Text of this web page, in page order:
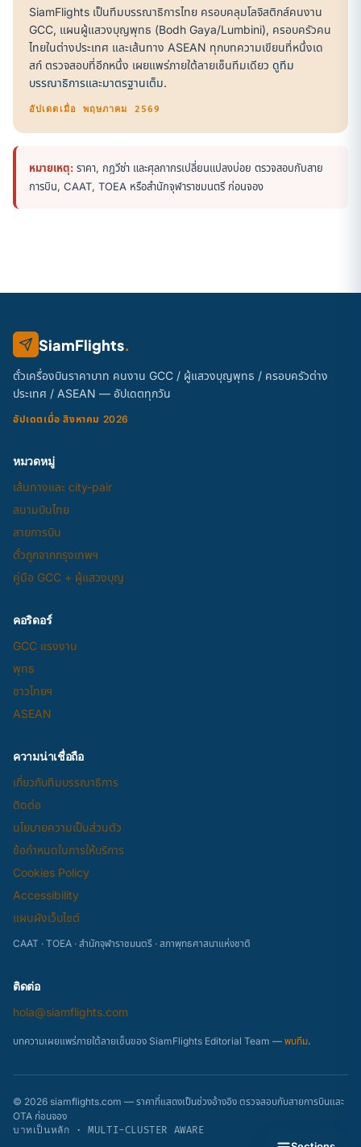
SiamFlights เป็นทีมบรรณาธิการไทย ครอบคลุมโลจิสติกส์คนงาน
GCC, แผนผู้แสวงบุญพุทธ (Bodh Gaya/Lumbini), ครอบครัวคน
ไทยในต่างประเทศ และเส้นทาง ASEAN ทุกบทความเขียนที่หนึ่งเด
สก์ ตรวจสอบที่อีกหนึ่ง เผยแพร่ภายใต้ลายเซ็นทีมเดียว ดูทีม
บรรณาธิการและมาตรฐานเต็ม.
อัปเดตเมื่อ พฤษภาคม 2569
หมายเหตุ: ราคา, กฎวีซ่า และศุลกากรเปลี่ยนแปลงบ่อย ตรวจสอบกับสาย
การบิน, CAAT, TOEA หรือสำนักจุฬาราชมนตรี ก่อนจอง
SiamFlights.
ตั๋วเครื่องบินราคาบาท คนงาน GCC / ผู้แสวงบุญพุทธ / ครอบครัวต่าง
ประเทศ / ASEAN — อัปเดตทุกวัน
อัปเดตเมื่อ สิงหาคม 2026
หมวดหมู่
เส้นทางและ city-pair
สนามบินไทย
สายการบิน
ตั๋วถูกจากกรุงเทพฯ
คู่มือ GCC + ผู้แสวงบุญ
คอริดอร์
GCC แรงงาน
พุทธ
ชาวไทยฯ
ASEAN
ความน่าเชื่อถือ
เกี่ยวกับทีมบรรณาธิการ
ติดต่อ
นโยบายความเป็นส่วนตัว
ข้อกำหนดในการให้บริการ
Cookies Policy
Accessibility
แผนผังเว็บไซต์
CAAT · TOEA · สำนักจุฬาราชมนตรี · สภาพุทธศาสนาแห่งชาติ
ติดต่อ
hola@siamflights.com
บทความเผยแพร่ภายใต้ลายเซ็นของ SiamFlights Editorial Team — พบทีม.
© 2026 siamflights.com — ราคาที่แสดงเป็นช่วงอ้างอิง ตรวจสอบกับสายการบินและ
OTA ก่อนจอง
บาทเป็นหลัก · MULTI-CLUSTER AWARE